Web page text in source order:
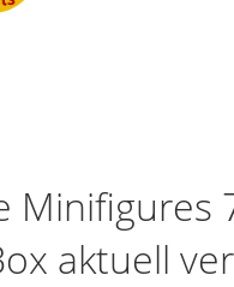
aktuell